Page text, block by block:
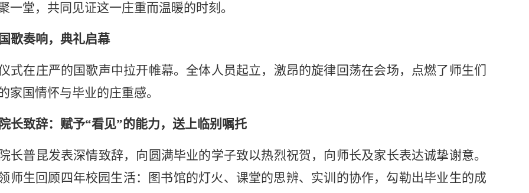
一堂，共同见证这一庄重而温暖的时刻。
歌奏响，典礼启幕
式在庄严的国歌声中拉开帷幕。全体人员起立，激昂的旋律回荡在会场，点燃了师生们
家国情怀与毕业的庄重感。
长致辞：赋予“看见”的能力，送上临别嘱托
长普昆发表深情致辞，向圆满毕业的学子致以热烈祝贺，向师长及家长表达诚挚谢意。
师生回顾四年校园生活：图书馆的灯火、课堂的思辨、实训的协作，勾勒出毕业生的成